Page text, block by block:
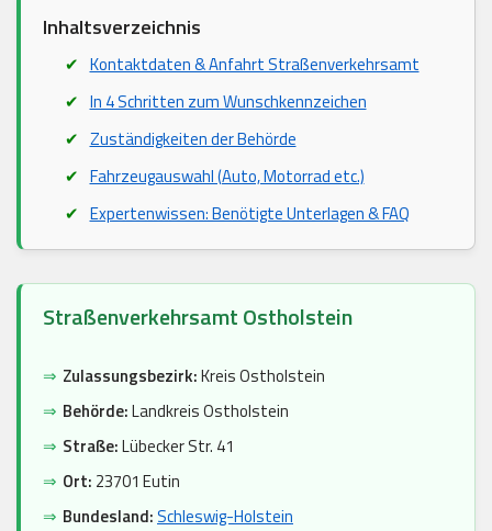
Inhaltsverzeichnis
Kontaktdaten & Anfahrt Straßenverkehrsamt
In 4 Schritten zum Wunschkennzeichen
Zuständigkeiten der Behörde
Fahrzeugauswahl (Auto, Motorrad etc.)
Expertenwissen: Benötigte Unterlagen & FAQ
Straßenverkehrsamt Ostholstein
⇒ Zulassungsbezirk:Kreis Ostholstein
⇒ Behörde:Landkreis Ostholstein
⇒ Straße:Lübecker Str. 41
⇒ Ort: 23701 Eutin
⇒ Bundesland:Schleswig-Holstein